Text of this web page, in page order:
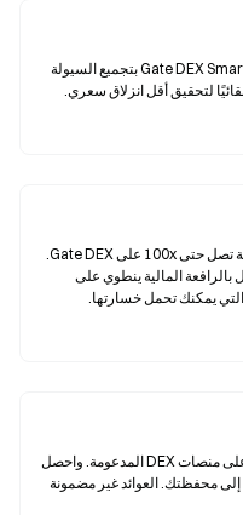
تداول IDOODLES بأفضل سعر. تقوم Gate DEX Smart Swap بتجميع السيولة
لتحقيق أقل انزلاق سعري.
تداول العقود الدائمة على السلسلة برافعة مالية تصل حتى 100x على Gate DEX.
المالية ينطوي على
يمكنك تحمل خسارتها.
كن مزود سيولة (LP) لمجمّعات IDOODLES على منصات DEX المدعومة. واحصل
محفظتك. العوائد غير مضمونة